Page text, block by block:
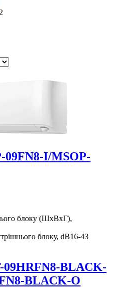
I/MSOP-
блоку (ШхВхГ),
блоку, dB16-43
BLACK-
BLACK-O